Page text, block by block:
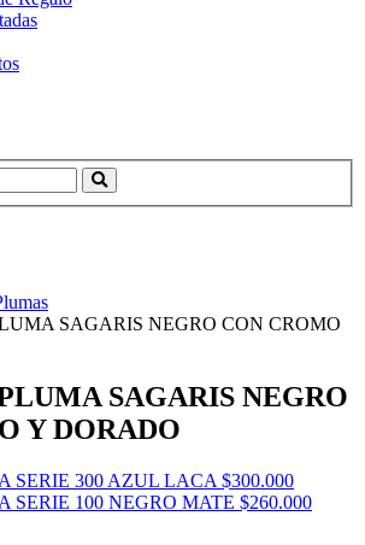
SAGARIS NEGRO CON CROMO
SAGARIS NEGRO
Y DORADO
SERIE 300 AZUL LACA $300.000
SERIE 100 NEGRO MATE $260.000